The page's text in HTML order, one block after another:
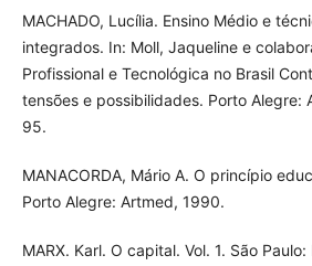
MACHADO, Lucília. Ensino Médio e
integrados. In: Moll, Jaqueline e
Profissional e Tecnológica no Brasil
tensões e possibilidades. Porto Alegre:
95.
MANACORDA, Mário A. O princípio
Porto Alegre: Artmed, 1990.
MARX. Karl. O capital. Vol. 1. São